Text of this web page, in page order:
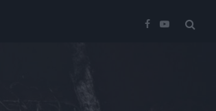
Facebook
YouTube